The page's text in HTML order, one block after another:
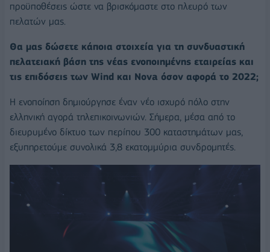
προϋποθέσεις ώστε να βρισκόμαστε στο πλευρό των
πελατών μας.
Θα μας δώσετε κάποια στοιχεία για τη συνδυαστική
πελατειακή βάση της νέας ενοποιημένης εταιρείας και
τις επιδόσεις των Wind και Nova όσον αφορά το 2022;
Η ενοποίηση δημιούργησε έναν νέο ισχυρό πόλο στην
ελληνική αγορά τηλεπικοινωνιών. Σήμερα, μέσα από το
διευρυμένο δίκτυο των περίπου 300 καταστημάτων μας,
εξυπηρετούμε συνολικά 3,8 εκατομμύρια συνδρομητές.